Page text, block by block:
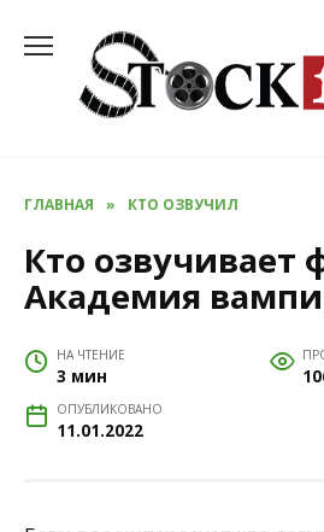
содержанию
ГЛАВНАЯ » КТО ОЗВУЧИЛ
Кто озвучивает
Академия
НА ЧТЕНИЕ
3 мин
ОПУБЛИКОВАНО
11.01.2022